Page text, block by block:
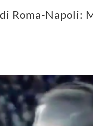
Roma-Napoli: